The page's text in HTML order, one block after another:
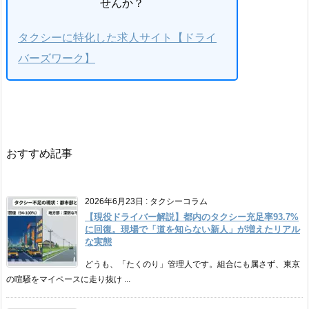
せんか？
タクシーに特化した求人サイト【ドライ
バーズワーク】
おすすめ記事
2026年6月23日 : タクシーコラム
【現役ドライバー解説】都内のタクシー充足率93.7%
に回復。現場で「道を知らない新人」が増えたリアル
な実態
どうも、「たくのり」管理人です。組合にも属さず、東京
の喧騒をマイペースに走り抜け ...